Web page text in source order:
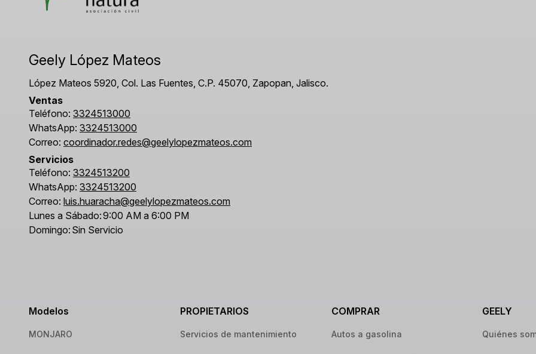
Geely López Mateos
López Mateos 5920, Col. Las Fuentes, C.P. 45070, Zapopan, Jalisco.
Ventas
Teléfono: 3324513000
WhatsApp: 3324513000
Correo: coordinador.redes@geelylopezmateos.com
Servicios
Teléfono: 3324513200
WhatsApp: 3324513200
Correo: luis.huaracha@geelylopezmateos.com
Lunes a Sábado:9:00 AM a 6:00 PM
Domingo: Sin Servicio
Modelos
MONJARO
PROPIETARIOS
Servicios de mantenimiento
COMPRAR
Autos a gasolina
GEELY
Quiénes